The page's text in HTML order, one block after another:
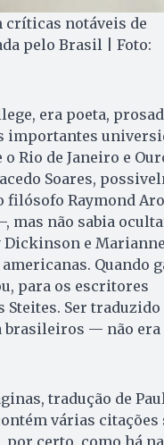
críticas notáveis de
pelo Brasil | Foto:
era poeta,
importantes
Rio de Janeiro e
Soares,
filósofo Raymond
mas não sabia
Dickinson e Marianne
Quando
para os escritores
Ser
— não era
tradução de
várias citações
certo, como há